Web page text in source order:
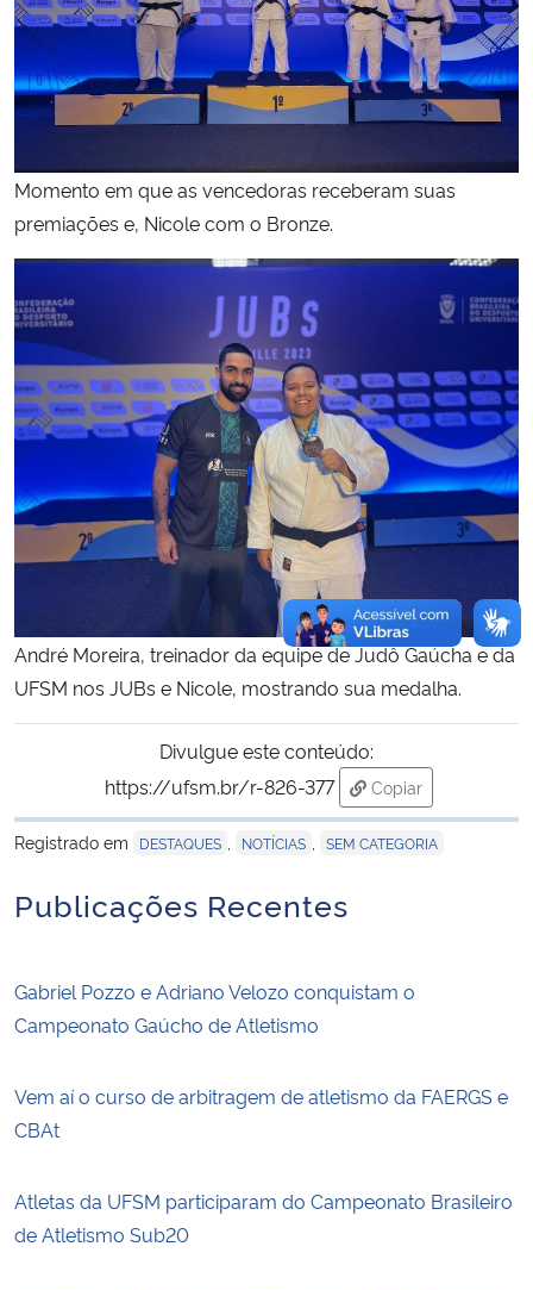
Banco Central do Brasil
Planalto
Momento em que as vencedoras receberam suas
premiações e, Nicole com o Bronze.
André Moreira, treinador da equipe de Judô Gaúcha e da
UFSM nos JUBs e Nicole, mostrando sua medalha.
Divulgue este conteúdo:
https://ufsm.br/r-826-377
Copiar
para área de
Registrado em
DESTAQUES NOTÍCIAS SEM CATEGORIA
Publicações Recentes
Gabriel Pozzo e Adriano Velozo conquistam o
Campeonato Gaúcho de Atletismo
Vem aí o curso de arbitragem de atletismo da FAERGS e
CBAt
Atletas da UFSM participaram do Campeonato Brasileiro
de Atletismo Sub20